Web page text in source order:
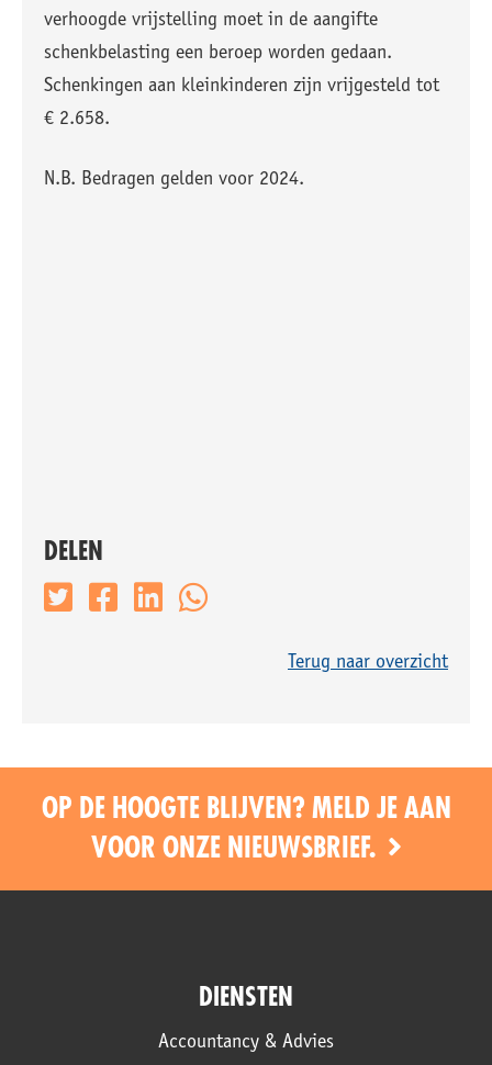
verhoogde vrijstelling moet in de aangifte
schenkbelasting een beroep worden gedaan.
Schenkingen aan kleinkinderen zijn vrijgesteld tot
€ 2.658.
N.B. Bedragen gelden voor 2024.
DELEN
Terug naar overzicht
OP DE HOOGTE BLIJVEN? MELD JE AAN
VOOR ONZE NIEUWSBRIEF.
DIENSTEN
Accountancy & Advies